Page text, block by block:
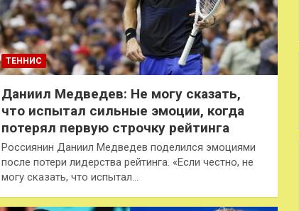
ТЕННИС
Даниил Медведев: Не могу сказать,
что испытал сильные эмоции, когда
потерял первую строчку рейтинга
Россиянин Даниил Медведев поделился эмоциями
после потери лидерства рейтинга. «Если честно, не
могу сказать, что испытал…